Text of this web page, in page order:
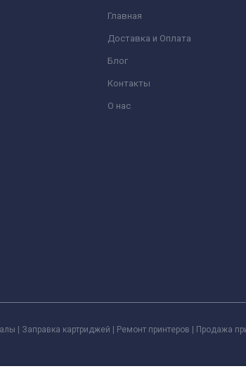
Главная
Доставка и Оплата
Блог
Контакты
О нас
| Заправка картриджей | Ремонт принтеров | Продажа